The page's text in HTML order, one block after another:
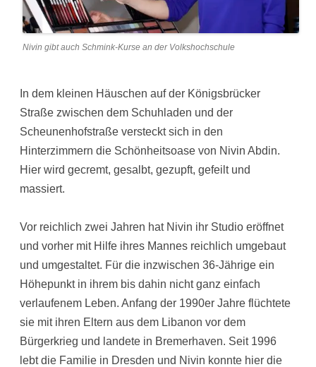
Nivin gibt auch Schmink-Kurse an der Volkshochschule
In dem kleinen Häuschen auf der Königsbrücker
Straße zwischen dem Schuhladen und der
Scheunenhofstraße versteckt sich in den
Hinterzimmern die Schönheitsoase von Nivin Abdin.
Hier wird gecremt, gesalbt, gezupft, gefeilt und
massiert.
Vor reichlich zwei Jahren hat Nivin ihr Studio eröffnet
und vorher mit Hilfe ihres Mannes reichlich umgebaut
und umgestaltet. Für die inzwischen 36-Jährige ein
Höhepunkt in ihrem bis dahin nicht ganz einfach
verlaufenem Leben. Anfang der 1990er Jahre flüchtete
sie mit ihren Eltern aus dem Libanon vor dem
Bürgerkrieg und landete in Bremerhaven. Seit 1996
lebt die Familie in Dresden und Nivin konnte hier die